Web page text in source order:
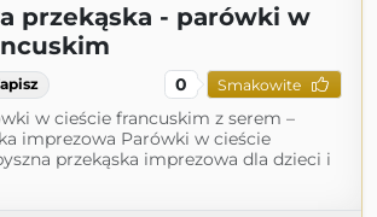
przekąska - parówki w
0 Smakowite
w cieście francuskim z serem –
imprezowa Parówki w cieście
przekąska imprezowa dla dzieci i